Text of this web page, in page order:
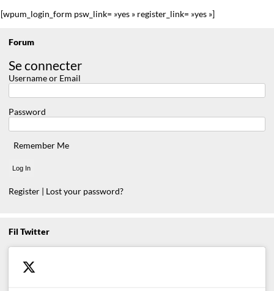
[wpum_login_form psw_link= »yes » register_link= »yes »]
Forum
Se connecter
Username or Email
Password
Remember Me
Register | Lost your password?
Fil Twitter